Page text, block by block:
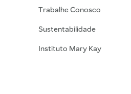
Trabalhe Conosco
Sustentabilidade
Instituto Mary Kay